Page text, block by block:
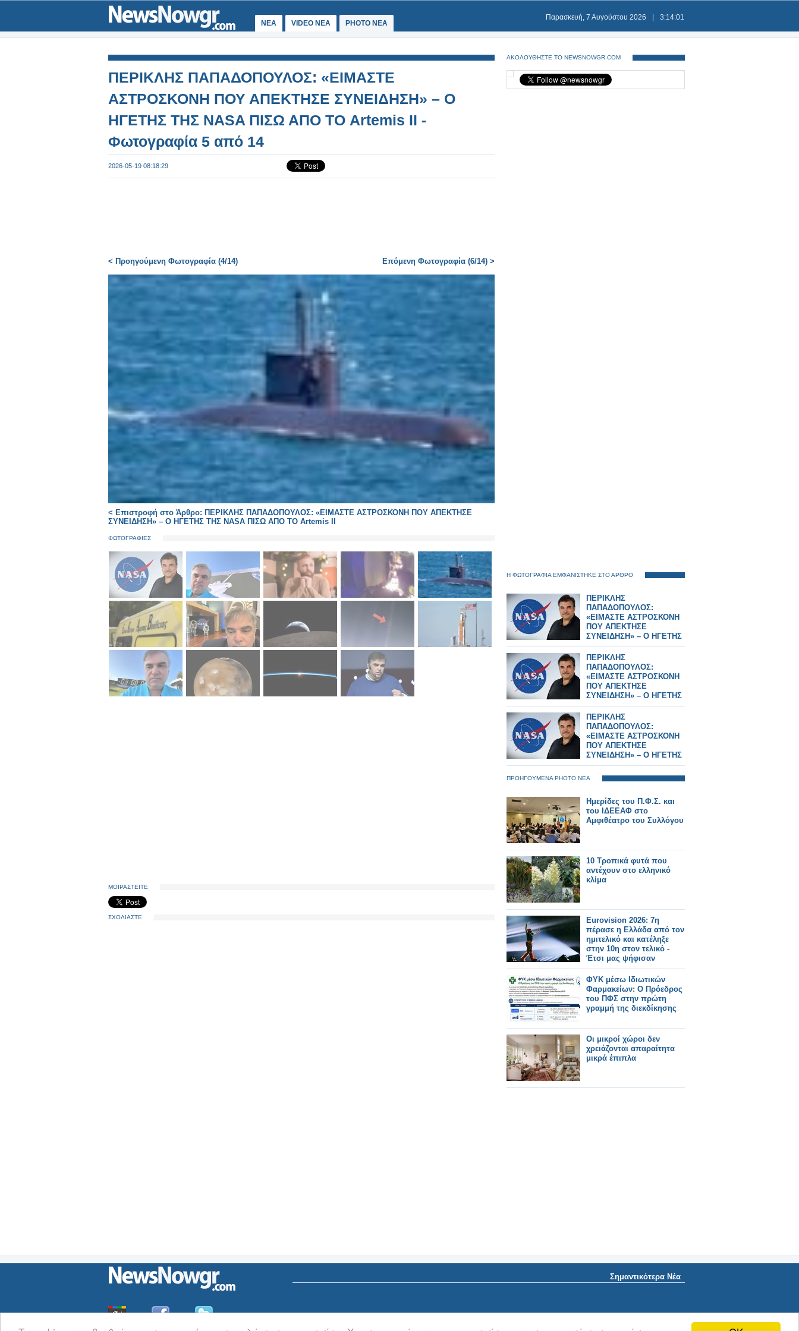
ΝΕΑ VIDEO NEA PHOTO NEA
Παρασκευή, 7 Αυγούστου 2026 3:14:01
ΠΕΡΙΚΛΗΣ ΠΑΠΑΔΟΠΟΥΛΟΣ: «ΕΙΜΑΣΤΕ
ΑΣΤΡΟΣΚΟΝΗ ΠΟΥ ΑΠΕΚΤΗΣΕ ΣΥΝΕΙΔΗΣΗ» – Ο
ΗΓΕΤΗΣ ΤΗΣ NASA ΠΙΣΩ ΑΠΟ ΤΟ Artemis II -
Φωτογραφία 5 από 14
2026-05-19 08:18:29
< Προηγούμενη Φωτογραφία (4/14) Επόμενη Φωτογραφία (6/14) >
< Επιστροφή στο Άρθρο: ΠΕΡΙΚΛΗΣ ΠΑΠΑΔΟΠΟΥΛΟΣ: «ΕΙΜΑΣΤΕ ΑΣΤΡΟΣΚΟΝΗ ΠΟΥ ΑΠΕΚΤΗΣΕ
ΣΥΝΕΙΔΗΣΗ» – Ο ΗΓΕΤΗΣ ΤΗΣ NASA ΠΙΣΩ ΑΠΟ ΤΟ Artemis II
ΦΩΤΟΓΡΑΦΙΕΣ
ΜΟΙΡΑΣΤΕΙΤΕ
ΣΧΟΛΙΑΣΤΕ
ΑΚΟΛΟΥΘΗΣΤΕ ΤΟ NEWSNOWGR.COM
Η ΦΩΤΟΓΡΑΦΙΑ ΕΜΦΑΝΙΣΤΗΚΕ ΣΤΟ ΑΡΘΡΟ
ΠΕΡΙΚΛΗΣ
ΠΑΠΑΔΟΠΟΥΛΟΣ:
«ΕΙΜΑΣΤΕ ΑΣΤΡΟΣΚΟΝΗ
ΠΟΥ ΑΠΕΚΤΗΣΕ
ΣΥΝΕΙΔΗΣΗ» – Ο ΗΓΕΤΗΣ
ΤΗΣ NASA ΠΙΣΩ ΑΠΟ ΤΟ
Artemis II
ΠΕΡΙΚΛΗΣ
ΠΑΠΑΔΟΠΟΥΛΟΣ:
«ΕΙΜΑΣΤΕ ΑΣΤΡΟΣΚΟΝΗ
ΠΟΥ ΑΠΕΚΤΗΣΕ
ΣΥΝΕΙΔΗΣΗ» – Ο ΗΓΕΤΗΣ
ΤΗΣ NASA ΠΙΣΩ ΑΠΟ ΤΟ
Artemis II
ΠΕΡΙΚΛΗΣ
ΠΑΠΑΔΟΠΟΥΛΟΣ:
«ΕΙΜΑΣΤΕ ΑΣΤΡΟΣΚΟΝΗ
ΠΟΥ ΑΠΕΚΤΗΣΕ
ΣΥΝΕΙΔΗΣΗ» – Ο ΗΓΕΤΗΣ
ΤΗΣ NASA ΠΙΣΩ ΑΠΟ ΤΟ
Artemis II
ΠΡΟΗΓΟΥΜΕΝΑ PHOTO ΝΕΑ
Ημερίδες του Π.Φ.Σ. και
του ΙΔΕΕΑΦ στο
Αμφιθέατρο του Συλλόγου
10 Τροπικά φυτά που
αντέχουν στο ελληνικό
κλίμα
Eurovision 2026: 7η
πέρασε η Ελλάδα από τον
ημιτελικό και κατέληξε
στην 10η στον τελικό -
Έτσι μας ψήφισαν
ΦΥΚ μέσω Ιδιωτικών
Φαρμακείων: Ο Πρόεδρος
του ΠΦΣ στην πρώτη
γραμμή της διεκδίκησης
Οι μικροί χώροι δεν
χρειάζονται απαραίτητα
μικρά έπιπλα
Σημαντικότερα Νέα